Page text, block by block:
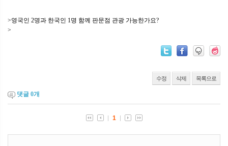
>영국인 2명과 한국인 1명 함께 판문점 관광 가능한가요?
>
수정 삭제 목록으로
댓글 0개